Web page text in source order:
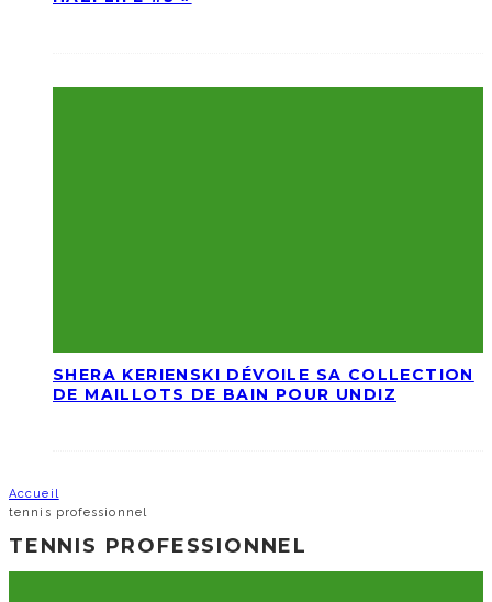
SHERA KERIENSKI DÉVOILE SA COLLECTION
DE MAILLOTS DE BAIN POUR UNDIZ
Accueil
tennis professionnel
TENNIS PROFESSIONNEL